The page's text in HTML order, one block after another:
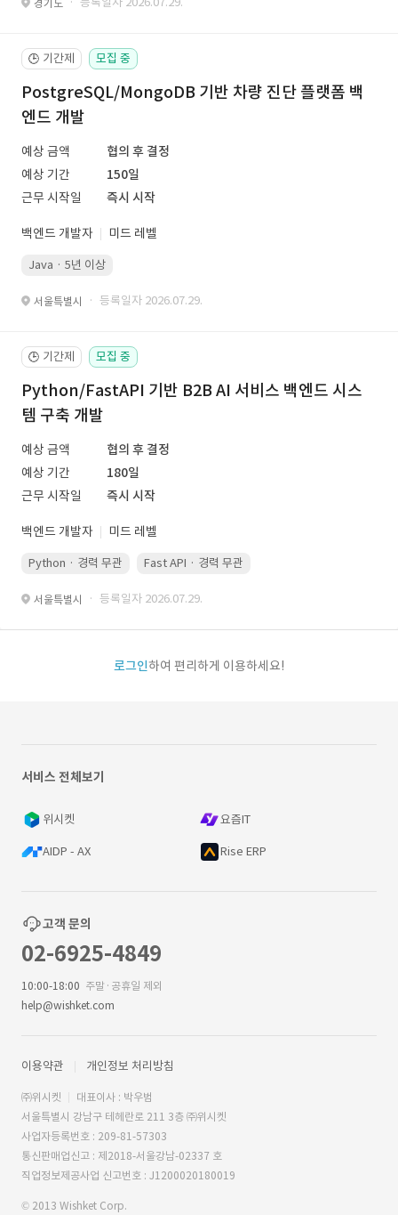
경기도
🕒 기간제 모집 중
PostgreSQL/MongoDB 기반 차량 진단 플랫폼 백
엔드 개발
예상 금액
협의 후 결정
예상 기간
150일
근무 시작일
즉시 시작
백엔드 개발자 미드 레벨
Java · 5년 이상
서울특별시 · 등록일자 2026.07.29.
🕒 기간제 모집 중
Python/FastAPI 기반 B2B AI 서비스 백엔드 시스
템 구축 개발
예상 금액
협의 후 결정
예상 기간
180일
근무 시작일
즉시 시작
백엔드 개발자 미드 레벨
Python · 경력 무관 Fast API · 경력 무관
서울특별시 · 등록일자 2026.07.29.
로그인하여 편리하게 이용하세요!
서비스 전체보기
위시켓 요즘IT
AIDP - AX Rise ERP
고객 문의
02-6925-4849
10:00-18:00 주말·공휴일 제외
help@wishket.com
이용약관 개인정보 처리방침
㈜위시켓
대표이사 : 박우범
서울특별시 강남구 테헤란로 211 3층 ㈜위시켓
사업자등록번호 : 209-81-57303
통신판매업신고 : 제2018-서울강남-02337 호
직업정보제공사업 신고번호 : J1200020180019
© 2013 Wishket Corp.